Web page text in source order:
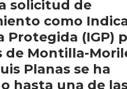
solicitud de
como
Protegida (IGP)
de Montilla-
Planas se ha
hasta una de